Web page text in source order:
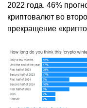
2022 года. 46%
криптовалют во
прекращение